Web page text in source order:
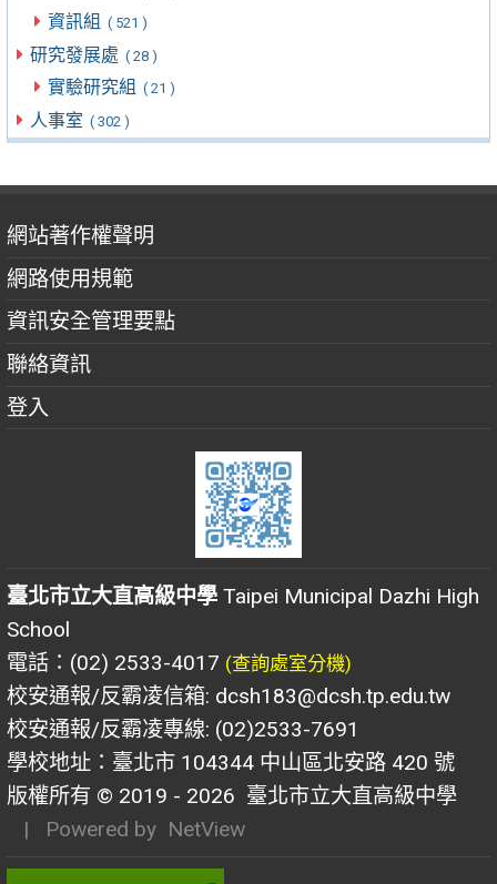
資訊組 ( 521 )
研究發展處 ( 28 )
實驗研究組 ( 21 )
人事室 ( 302 )
網站著作權聲明
網路使用規範
資訊安全管理要點
聯絡資訊
登入
臺北市立大直高級中學 Taipei Municipal Dazhi High
School
電話：(02) 2533-4017 (查詢處室分機)
校安通報/反霸凌信箱: dcsh183@dcsh.tp.edu.tw
校安通報/反霸凌專線: (02)2533-7691
學校地址：臺北市 104344 中山區北安路 420 號
版權所有 © 2019 - 2026 臺北市立大直高級中學
| Powered by NetView